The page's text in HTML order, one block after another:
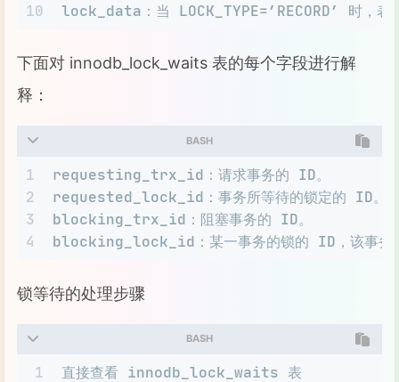
10
lock_data：当 LOCK_TYPE=’RECORD’ 时，表
下面对 innodb_lock_waits 表的每个字段进行解
释：
BASH
1
2
3
4
requesting_trx_id：请求事务的 ID。
requested_lock_id：事务所等待的锁定的 ID。
blocking_trx_id：阻塞事务的 ID。
blocking_lock_id：某一事务的锁的 ID，该事务
锁等待的处理步骤
BASH
1
直接查看 innodb_lock_waits 表